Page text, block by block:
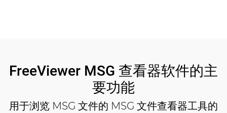
FreeViewer MSG 查看器软件的主
要功能
用于浏览 MSG 文件的 MSG 文件查看器工具的